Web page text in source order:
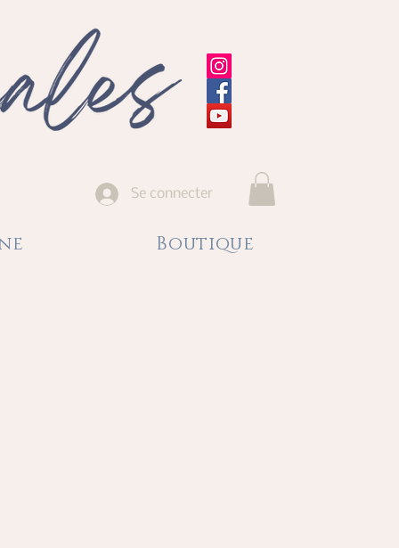
Se connecter
Boutique